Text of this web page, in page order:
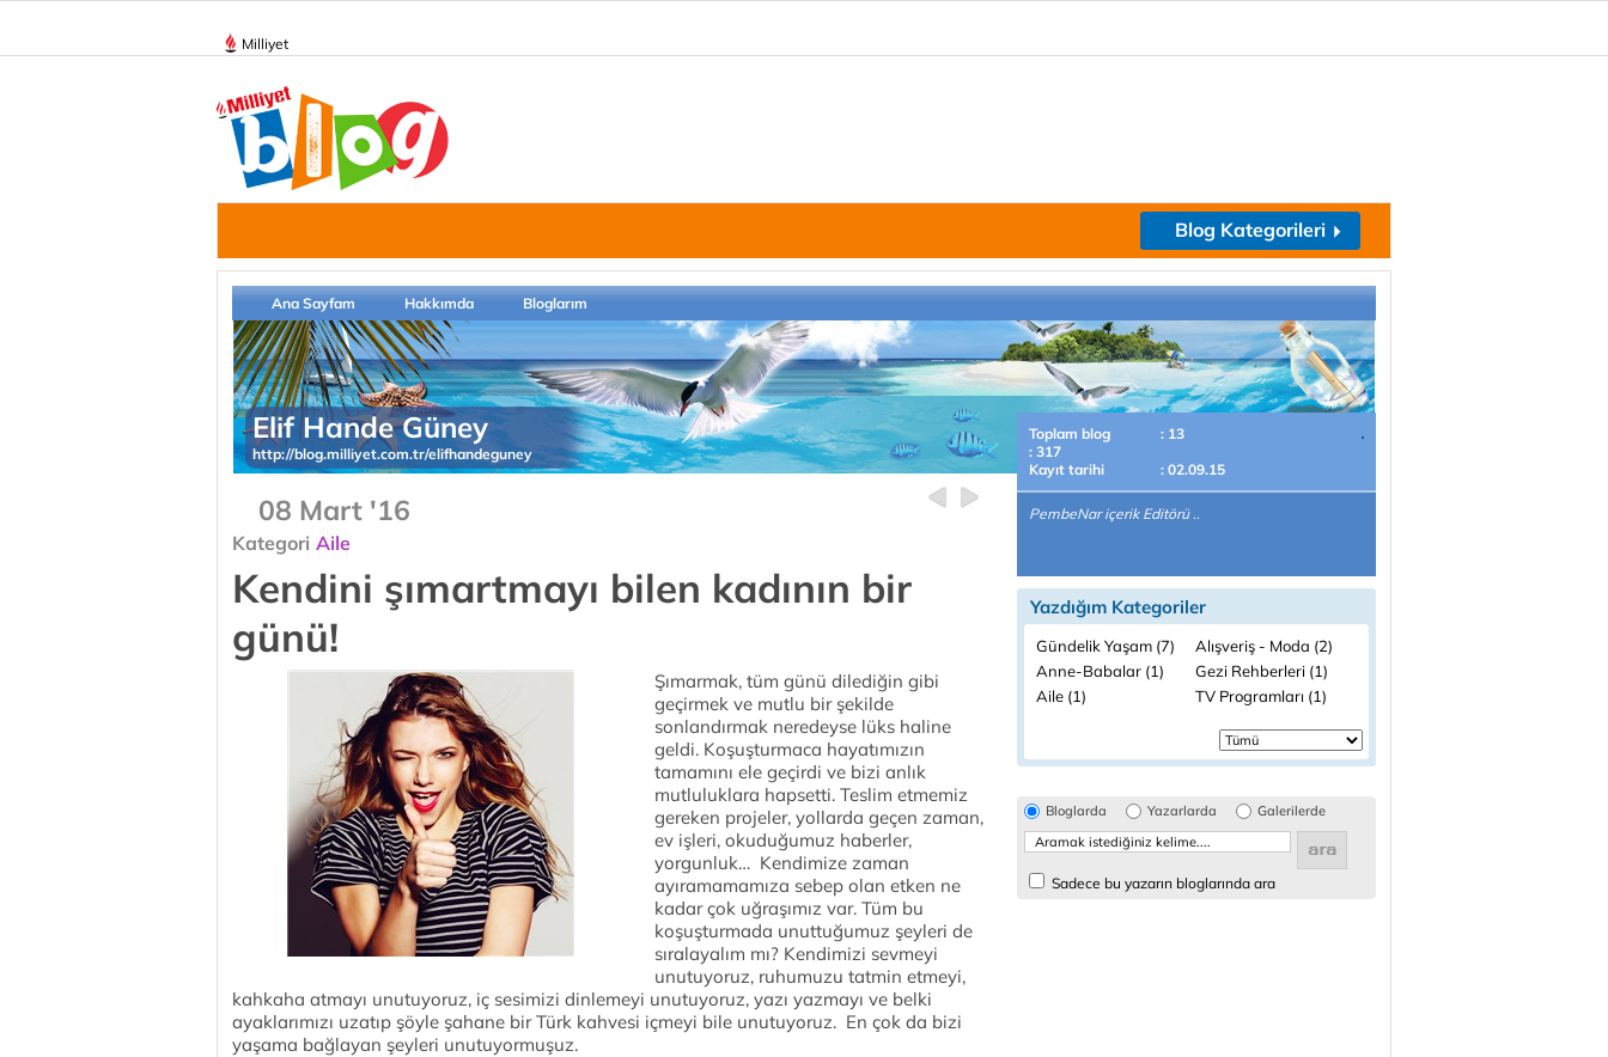
Milliyet
Blog Kategorileri
Ana Sayfam Hakkımda Bloglarım
Elif Hande Güney
http://blog.milliyet.com.tr/elifhandeguney
08 Mart '16
Kategori Aile
Kendini şımartmayı bilen kadının bir
günü!
Şımarmak, tüm günü dilediğin gibi
geçirmek ve mutlu bir şekilde
sonlandırmak neredeyse lüks haline
geldi. Koşuşturmaca hayatımızın
tamamını ele geçirdi ve bizi anlık
mutluluklara hapsetti. Teslim etmemiz
gereken projeler, yollarda geçen zaman,
ev işleri, okuduğumuz haberler,
yorgunluk… Kendimize zaman
ayıramamamıza sebep olan etken ne
kadar çok uğraşımız var. Tüm bu
koşuşturmada unuttuğumuz şeyleri de
sıralayalım mı? Kendimizi sevmeyi
unutuyoruz, ruhumuzu tatmin etmeyi,
kahkaha atmayı unutuyoruz, iç sesimizi dinlemeyi unutuyoruz, yazı yazmayı ve belki
ayaklarımızı uzatıp şöyle şahane bir Türk kahvesi içmeyi bile unutuyoruz. En çok da bizi
yaşama bağlayan şeyleri unutuyormuşuz.
Toplam blog
: 13
: 317
Kayıt tarihi
: 02.09.15
PembeNar içerik Editörü ..
Yazdığım Kategoriler
Gündelik Yaşam (7)
Alışveriş - Moda (2)
Anne-Babalar (1)
Gezi Rehberleri (1)
Aile (1)
TV Programları (1)
Bloglarda Yazarlarda Galerilerde
Sadece bu yazarın bloglarında ara